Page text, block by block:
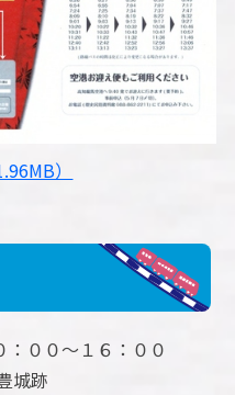
）
００～１６：００
城跡